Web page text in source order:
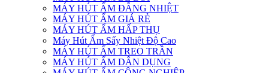
MÁY HÚT ẨM ĐẲNG NHIỆT
MÁY HÚT ẨM GIÁ RẺ
MÁY HÚT ẨM HẤP THỤ
Máy Hút Ẩm Sấy Nhiệt Độ Cao
MÁY HÚT ẨM TREO TRẦN
MÁY HÚT ẨM DÂN DỤNG